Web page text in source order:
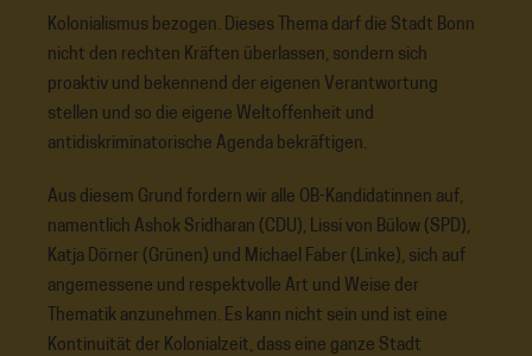
Kolonialismus bezogen. Dieses Thema darf die Stadt Bonn
nicht den rechten Kräften überlassen, sondern sich
proaktiv und bekennend der eigenen Verantwortung
stellen und so die eigene Weltoffenheit und
antidiskriminatorische Agenda bekräftigen.
Aus diesem Grund fordern wir alle OB-Kandidatinnen auf,
namentlich Ashok Sridharan (CDU), Lissi von Bülow (SPD),
Katja Dörner (Grünen) und Michael Faber (Linke), sich auf
angemessene und respektvolle Art und Weise der
Thematik anzunehmen. Es kann nicht sein und ist eine
Kontinuität der Kolonialzeit, dass eine ganze Stadt